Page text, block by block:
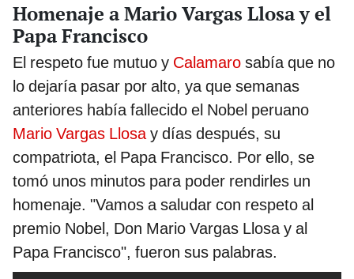
Homenaje a Mario Vargas Llosa y el
Papa Francisco
El respeto fue mutuo y Calamaro sabía que no
lo dejaría pasar por alto, ya que semanas
anteriores había fallecido el Nobel peruano
Mario Vargas Llosay días después, su
compatriota, el Papa Francisco. Por ello, se
tomó unos minutos para poder rendirles un
homenaje. "Vamos a saludar con respeto al
premio Nobel, Don Mario Vargas Llosa y al
Papa Francisco", fueron sus palabras.